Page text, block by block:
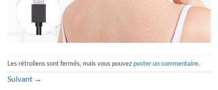
Les rétroliens sont fermés, mais vous pouvez poster un commentaire.
Suivant →